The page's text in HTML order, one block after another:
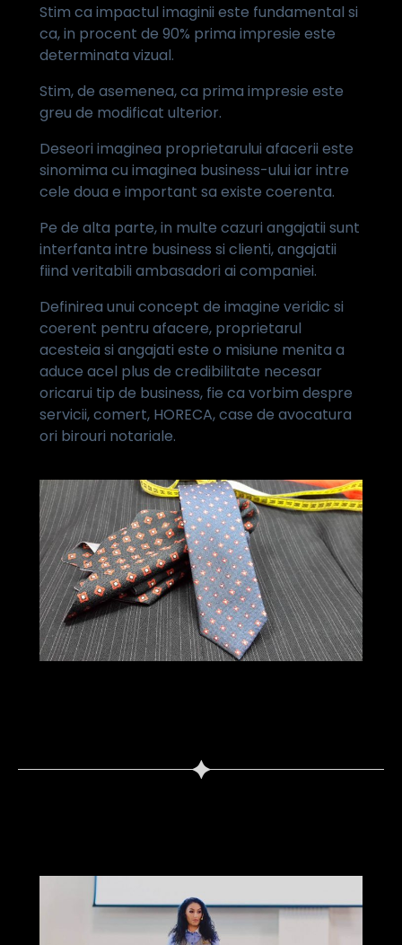
Stim ca impactul imaginii este fundamental si
ca, in procent de 90% prima impresie este
determinata vizual.
Stim, de asemenea, ca prima impresie este
greu de modificat ulterior.
Deseori imaginea proprietarului afacerii este
sinomima cu imaginea business-ului iar intre
cele doua e important sa existe coerenta.
Pe de alta parte, in multe cazuri angajatii sunt
interfanta intre business si clienti, angajatii
fiind veritabili ambasadori ai companiei.
Definirea unui concept de imagine veridic si
coerent pentru afacere, proprietarul
acesteia si angajati este o misiune menita a
aduce acel plus de credibilitate necesar
oricarui tip de business, fie ca vorbim despre
servicii, comert, HORECA, case de avocatura
ori birouri notariale.